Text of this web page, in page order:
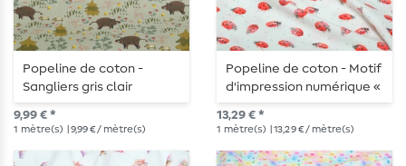
Popeline de coton -
Sangliers gris clair
9,99 € *
1 mètre(s) | 9,99 € / mètre(s)
Popeline de coton - Motif
d'impression numérique «
coccinelles » à pois,
couleur Ecru
13,29 € *
1 mètre(s) | 13,29 € / mètre(s)